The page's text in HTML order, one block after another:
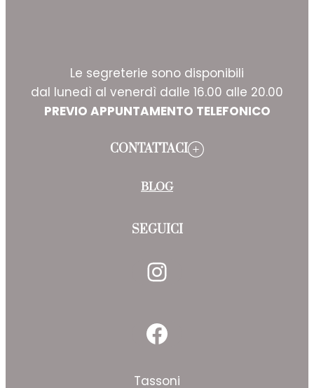
Le segreterie sono disponibili
dal lunedì al venerdì dalle 16.00 alle 20.00
PREVIO APPUNTAMENTO TELEFONICO
CONTATTACI
BLOG
SEGUICI
Instagram
Facebook
Tassoni